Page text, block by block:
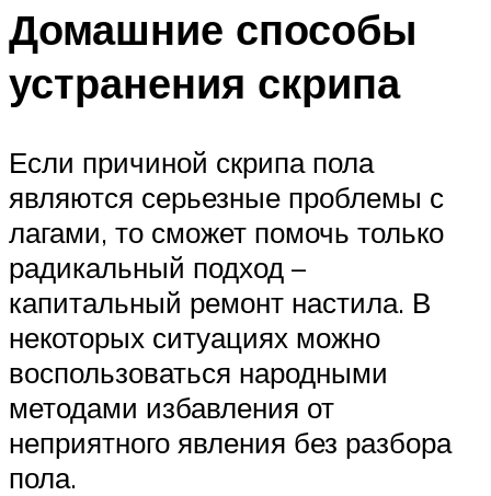
Домашние способы
устранения скрипа
Если причиной скрипа пола
являются серьезные проблемы с
лагами, то сможет помочь только
радикальный подход –
капитальный ремонт настила. В
некоторых ситуациях можно
воспользоваться народными
методами избавления от
неприятного явления без разбора
пола.